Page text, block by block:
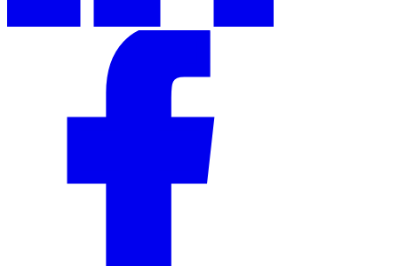
Calculadora de VAT
Verificador de número de VAT